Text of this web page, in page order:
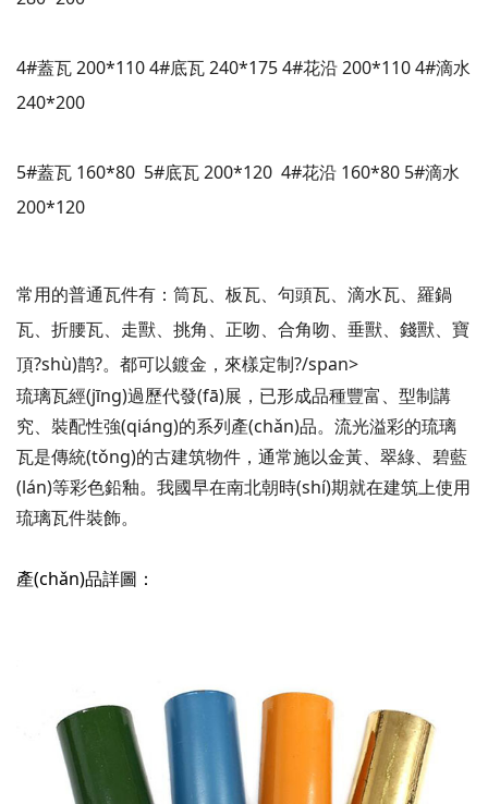
4#蓋瓦 200*110 4#底瓦 240*175 4#花沿 200*110 4#滴水
240*200
5#蓋瓦 160*80 5#底瓦 200*120 4#花沿 160*80 5#滴水
200*120
常用的普通瓦件有：筒瓦、板瓦、句頭瓦、滴水瓦、羅鍋
瓦、折腰瓦、走獸、挑角、正吻、合角吻、垂獸、錢獸、寶
頂?shù)鹊?。都可以鍍金，來樣定制?/span>
琉璃瓦經(jīng)過歷代發(fā)展，已形成品種豐富、型制講
究、裝配性強(qiáng)的系列產(chǎn)品。流光溢彩的琉璃
瓦是傳統(tǒng)的古建筑物件，通常施以金黃、翠綠、碧藍
(lán)等彩色鉛釉。我國早在南北朝時(shí)期就在建筑上使用
琉璃瓦件裝飾。
產(chǎn)品詳圖：